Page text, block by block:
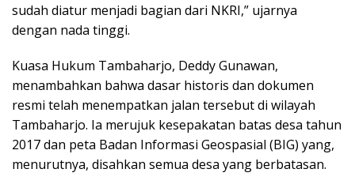
sudah diatur menjadi bagian dari NKRI,” ujarnya
dengan nada tinggi.
Kuasa Hukum Tambaharjo, Deddy Gunawan,
menambahkan bahwa dasar historis dan dokumen
resmi telah menempatkan jalan tersebut di wilayah
Tambaharjo. Ia merujuk kesepakatan batas desa tahun
2017 dan peta Badan Informasi Geospasial (BIG) yang,
menurutnya, disahkan semua desa yang berbatasan.